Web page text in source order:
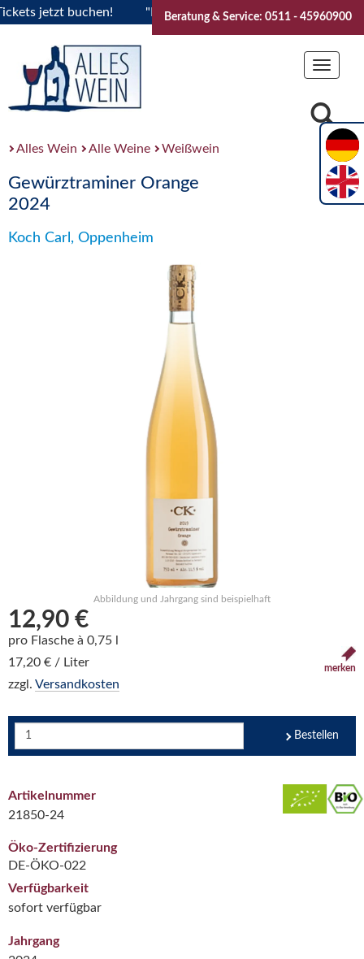
jetzt buchen! "Das Sommerfest 2026" Vive la
Beratung & Service: 0511 - 45960900
Toggle
Alles Wein Alle Weine Weißwein
Gewürztraminer Orange
2024
Koch Carl, Oppenheim
Abbildung und Jahrgang sind beispielhaft
12,90 €
pro Flasche à 0,75 l
17,20 € / Liter
zzgl. Versandkosten
merken
Bestellen
Artikelnummer
21850-24
Öko-Zertifizierung
DE-ÖKO-022
Verfügbarkeit
sofort verfügbar
Jahrgang